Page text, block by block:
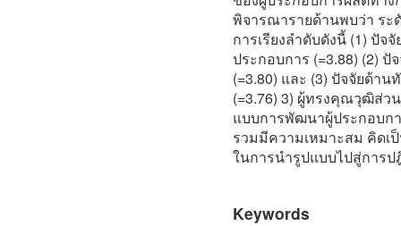
พิจารณารายด้านพบว่า ร
การเรียงลำดับดังนี้ (1) ปั
ประกอบการ (=3.88) (2)
(=3.80) และ (3) ปัจจัยด้า
(=3.76) 3) ผู้ทรงคุณวุฒิส่
แบบการพัฒนาผู้ประกอบก
รวมมีความเหมาะสม คิดเ
ในการนำรูปแบบไปสู่การป
Keywords